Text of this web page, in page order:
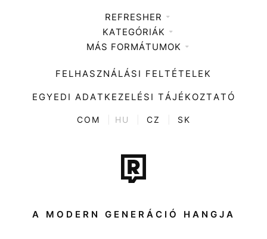
REFRESHER
Médiaajánlat
KATEGÓRIÁK
Zene
Divat
Kultúra
ENTR
Tech-Tudomány
Sport
Társadalom
MÁS FORMÁTUMOK
FELHASZNÁLÁSI FELTÉTELEK
EGYEDI ADATKEZELÉSI TÁJÉKOZTATÓ
COM HU CZ SK
A MODERN GENERÁCIÓ HANGJA